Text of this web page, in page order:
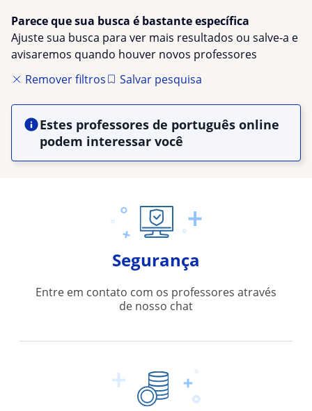
Parece que sua busca é bastante específica
Ajuste sua busca para ver mais resultados ou salve-a e
avisaremos quando houver novos professores
Remover filtros
Salvar pesquisa
Estes professores de português online
podem interessar você
Segurança
Entre em contato com os professores através
de nosso chat